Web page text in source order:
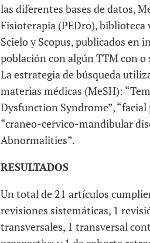
las diferentes bases de datos,
Fisioterapia (PEDro), biblioteca
Scielo y Scopus, publicados en
población con algún TTM con
La estrategia de búsqueda
materias médicas (MeSH):
Dysfunction Syndrome”,
“craneo-cervico-mandibular
Abnormalities”.
RESULTADOS
Un total de 21 artículos
revisiones sistemáticas, 1
transversales, 1 transversal